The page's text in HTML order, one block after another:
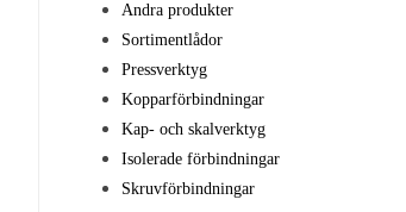
Andra produkter
Sortimentlådor
Pressverktyg
Kopparförbindningar
Kap- och skalverktyg
Isolerade förbindningar
Skruvförbindningar